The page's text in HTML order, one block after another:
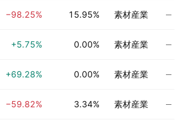
−98.25% 15.95% 素材産業
+5.75% 0.00% 素材産業
+69.28% 0.00% 素材産業
−59.82% 3.34% 素材産業